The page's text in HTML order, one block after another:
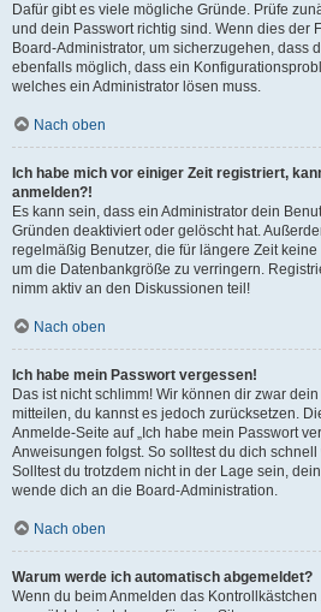
Dafür gibt es viele mögliche Gründe. Prüfe
und dein Passwort richtig sind. Wenn dies der
Board-Administrator, um sicherzugehen, dass
ebenfalls möglich, dass ein
welches ein Administrator lösen muss.
Nach oben
Ich habe mich vor einiger Zeit registriert,
anmelden?!
Es kann sein, dass ein Administrator dein
Gründen deaktiviert oder gelöscht hat.
regelmäßig Benutzer, die für längere Zeit
um die Datenbankgröße zu verringern.
nimm aktiv an den Diskussionen teil!
Nach oben
Ich habe mein Passwort vergessen!
Das ist nicht schlimm! Wir können dir zwar
mitteilen, du kannst es jedoch zurücksetzen.
Anmelde-Seite auf „Ich habe mein Passwort
Anweisungen folgst. So solltest du dich
Solltest du trotzdem nicht in der Lage sein,
wende dich an die Board-Administration.
Nach oben
Warum werde ich automatisch abgemeldet?
Wenn du beim Anmelden das